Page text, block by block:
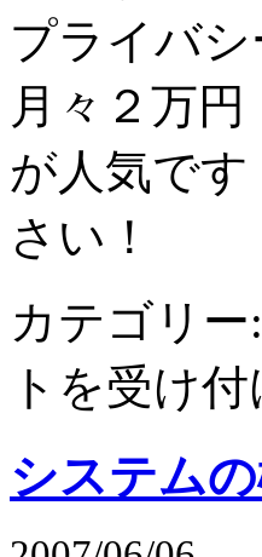
プライバ
月々２万
が人気で
さい！
カテゴリー:
トを受け
システム